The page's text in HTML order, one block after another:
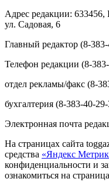
Адрес редакции: 633456,
ул. Садовая, 6
Главный редактор (8-
Телефон редакции (8-
отдел рекламы/факс (8-
бухгалтерия (8-383-40-
Электронная почта
На страницах сайта
средства «Яндекс
конфиденциальности и
ознакомиться на